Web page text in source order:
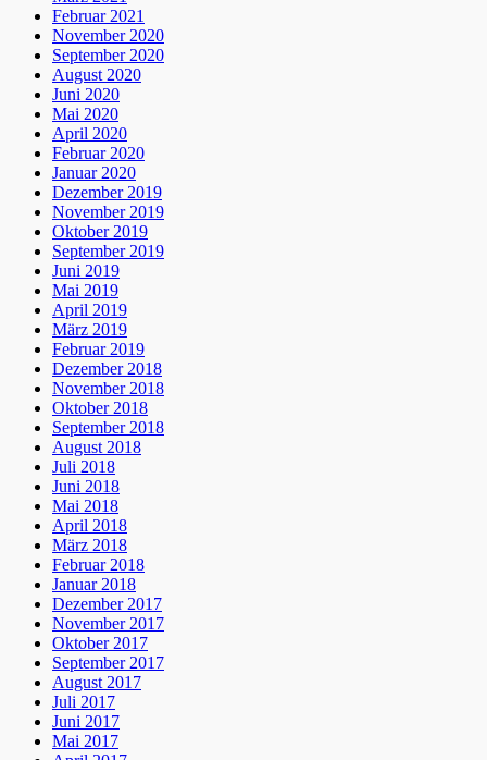
Februar 2021
November 2020
September 2020
August 2020
Juni 2020
Mai 2020
April 2020
Februar 2020
Januar 2020
Dezember 2019
November 2019
Oktober 2019
September 2019
Juni 2019
Mai 2019
April 2019
März 2019
Februar 2019
Dezember 2018
November 2018
Oktober 2018
September 2018
August 2018
Juli 2018
Juni 2018
Mai 2018
April 2018
März 2018
Februar 2018
Januar 2018
Dezember 2017
November 2017
Oktober 2017
September 2017
August 2017
Juli 2017
Juni 2017
Mai 2017